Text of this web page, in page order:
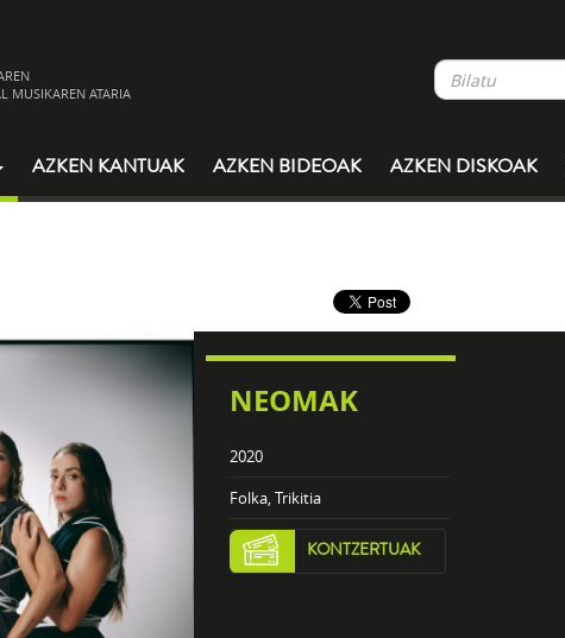
MUSIKAREN ATARIA
AZKEN KANTUAK AZKEN BIDEOAK AZKEN DISKOAK
NEOMAK
2020
Folka, Trikitia
KONTZERTUAK